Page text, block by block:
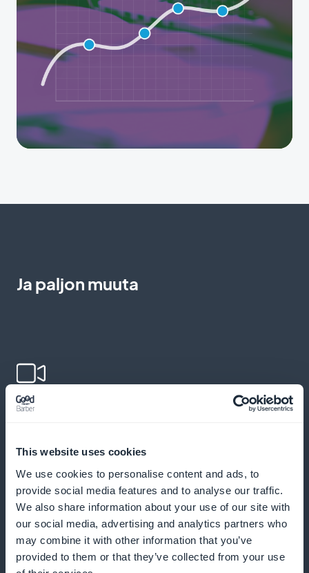
This website uses cookies
We use cookies to personalise content and ads, to
provide social media features and to analyse our traffic.
We also share information about your use of our site with
our social media, advertising and analytics partners who
may combine it with other information that you’ve
provided to them or that they’ve collected from your use
Ja paljon muuta
Lisää videoita oppimisen
tehostamiseksi ja ymmärtämisen parantamiseksi
Lähetä push-ilmoituksia sitoutumisen